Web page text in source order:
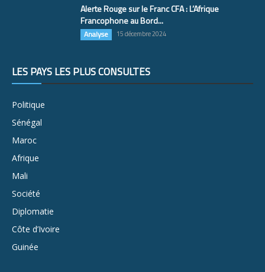
Alerte Rouge sur le Franc CFA : L’Afrique
Francophone au Bord...
Analyse 15 décembre 2024
LES PAYS LES PLUS CONSULTÉS
Politique
Sénégal
Maroc
Afrique
Mali
Société
Diplomatie
Côte d’Ivoire
Guinée